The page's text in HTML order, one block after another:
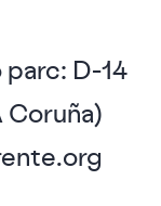
D-14
Coruña)